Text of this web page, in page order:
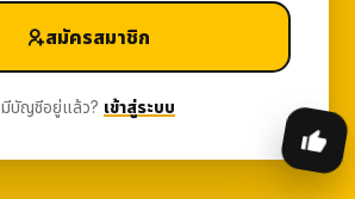
สมัครสมาชิก
มีบัญชีอยู่แล้ว? เข้าสู่ระบบ